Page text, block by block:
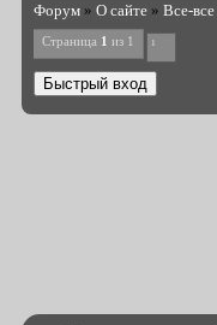
Форум » О сайте » Все-
Страница 1 из 1